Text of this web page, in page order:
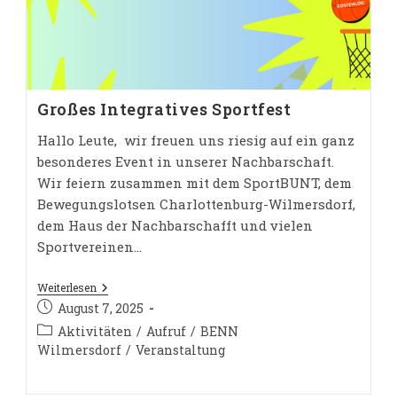
Großes Integratives Sportfest
Hallo Leute, wir freuen uns riesig auf ein ganz
besonderes Event in unserer Nachbarschaft.
Wir feiern zusammen mit dem SportBUNT, dem
Bewegungslotsen Charlottenburg-Wilmersdorf,
dem Haus der Nachbarschafft und vielen
Sportvereinen…
Weiterlesen Großes
Integratives
Sportfest
Beitrag
veröffentlicht:
August 7, 2025
Beitrags-
Kategorie:
Aktivitäten / Aufruf / BENN
Wilmersdorf / Veranstaltung